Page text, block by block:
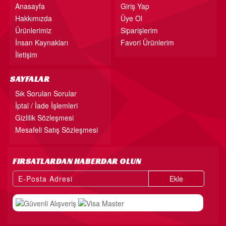
Anasayfa
Hakkımızda
Ürünlerimiz
İnsan Kaynakları
İletişim
Giriş Yap
Üye Ol
Siparişlerim
Favori Ürünlerim
SAYFALAR
Sık Sorulan Sorular
İptal / İade İşlemleri
Gizlilik Sözleşmesi
Mesafeli Satış Sözleşmesi
FIRSATLARDAN HABERDAR OLUN
Ekle